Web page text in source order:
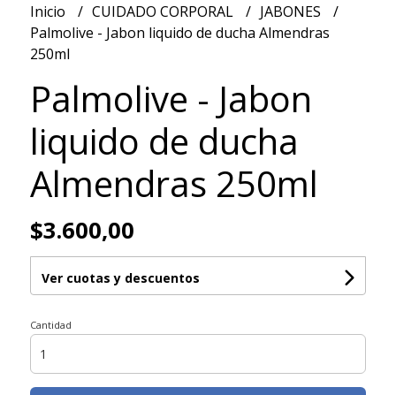
Inicio CUIDADO CORPORAL
JABONES
Palmolive - Jabon liquido de ducha Almendras
250ml
Palmolive - Jabon
liquido de ducha
Almendras 250ml
$3.600,00
Ver cuotas y descuentos
Cantidad